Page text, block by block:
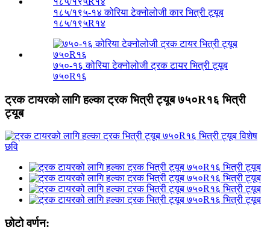
१८५/१९५-१४ कोरिया टेक्नोलोजी कार भित्री ट्यूब
१८५/१९५R१४
७५०-१६ कोरिया टेक्नोलोजी ट्रक टायर भित्री ट्यूब
७५०R१६
ट्रक टायरको लागि हल्का ट्रक भित्री ट्यूब ७५०R१६ भित्री
ट्यूब
छोटो वर्णन: